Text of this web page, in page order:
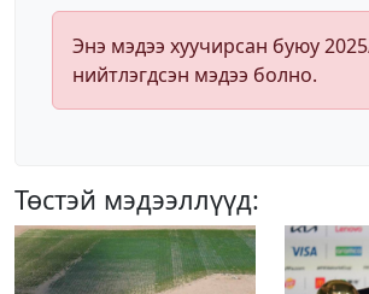
Энэ мэдээ хуучирсан буюу
нийтлэгдсэн мэдээ болно.
Төстэй мэдээллүүд: